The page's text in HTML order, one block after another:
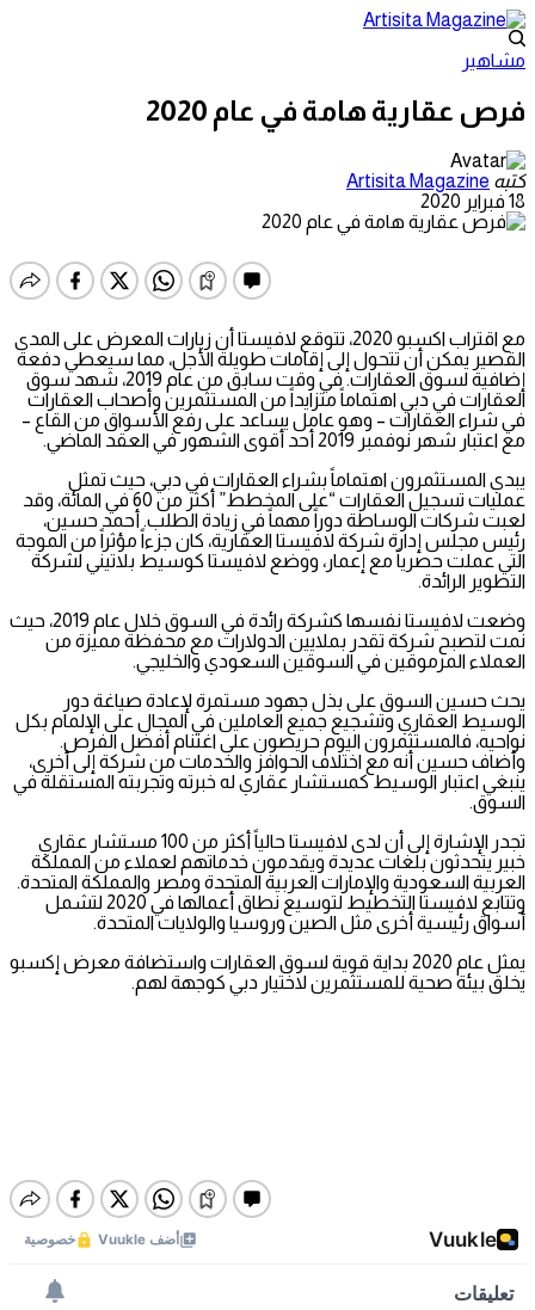
مشاهير
فرص عقارية هامة في عام 2020
كتبه Artisita Magazine
18 فبراير 2020
مع اقتراب اكسبو 2020، تتوقع لافيستا أن زيارات المعرض على المدى
القصير يمكن أن تتحول إلى إقامات طويلة الأجل، مما سيعطي دفعة
إضافية لسوق العقارات. في وقت سابق من عام 2019، شهد سوق
العقارات في دبي اهتماماً متزايداً من المستثمرين وأصحاب العقارات
في شراء العقارات – وهو عامل يساعد على رفع الأسواق من القاع –
مع اعتبار شهر نوفمبر 2019 أحد أقوى الشهور في العقد الماضي.
يبدي المستثمرون اهتماماً بشراء العقارات في دبي، حيث تمثل
عمليات تسجيل العقارات “على المخطط” أكثر من 60 في المائة، وقد
لعبت شركات الوساطة دوراً مهماً في زيادة الطلب. أحمد حسين،
رئيس مجلس إدارة شركة لافيستا العقارية، كان جزءاً مؤثراً من الموجة
التي عملت حصرياً مع إعمار، ووضع لافيستا كوسيط بلاتيني لشركة
التطوير الرائدة.
وضعت لافيستا نفسها كشركة رائدة في السوق خلال عام 2019، حيث
نمت لتصبح شركة تقدر بملايين الدولارات مع محفظة مميزة من
العملاء المرموقين في السوقين السعودي والخليجي.
يحث حسين السوق على بذل جهود مستمرة لإعادة صياغة دور
الوسيط العقاري وتشجيع جميع العاملين في المجال على الإلمام بكل
نواحيه، فالمستثمرون اليوم حريصون على اغتنام أفضل الفرص.
وأضاف حسين أنه مع اختلاف الحوافز والخدمات من شركة إلى أخرى،
ينبغي اعتبار الوسيط كمستشار عقاري له خبرته وتجربته المستقلة في
السوق.
تجدر الإشارة إلى أن لدى لافيستا حالياً أكثر من 100 مستشار عقاري
خبير يتحدثون بلغات عديدة ويقدمون خدماتهم لعملاء من المملكة
العربية السعودية والإمارات العربية المتحدة ومصر والمملكة المتحدة.
وتتابع لافيستا التخطيط لتوسيع نطاق أعمالها في 2020 لتشمل
أسواق رئيسية أخرى مثل الصين وروسيا والولايات المتحدة.
يمثل عام 2020 بداية قوية لسوق العقارات واستضافة معرض إكسبو
يخلق بيئة صحية للمستثمرين لاختيار دبي كوجهة لهم.